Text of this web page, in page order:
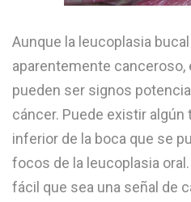
Aunque la leucoplasia
aparentemente canceroso,
pueden ser signos
cáncer. Puede existir
inferior de la boca que se
focos de la leucoplasia
fácil que sea una señal de